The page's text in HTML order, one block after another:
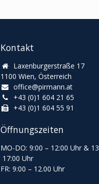
Kontakt
Laxenburgerstraße 17
1100 Wien, Österreich
office@pirmann.at
+43 (0)1 604 21 65
+43 (0)1 604 55 91
Öffnungszeiten
MO-DO: 9:00 – 12:00 Uhr & 13
17:00 Uhr
FR: 9:00 – 12.00 Uhr